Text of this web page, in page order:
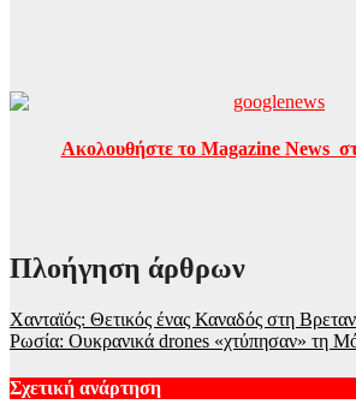
Ακολουθήστε το Magazine News
Πλοήγηση άρθρων
Χανταϊός: Θετικός ένας Καναδός στη
Ρωσία: Ουκρανικά drones «χτύπησαν» τη
Σχετική ανάρτηση